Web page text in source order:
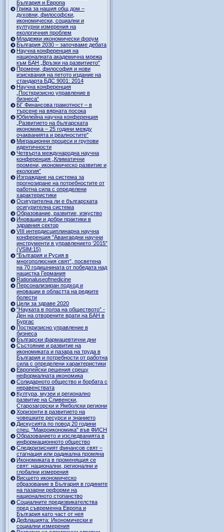
България и Европа
Грижа за нашия общ дом –
духовни, философски,
икономически, социални и
културни измерения на
екологичния проблем
Младежки икономически форум
България 2030 – започваме дебата
Научна конференция на
националната академична мрежа
към БАН „Връзки на развитието"
Промени, философия и нови
изисквания на петото издание на
стандарта БДС 9001: 2014
Научна конференция
„Посткризисно управление в
бизнеса“
БГ Финансова грамотност – в
търсене на вярната посока
Юбилейна научна конференция
„Развитието на българската
икономика – 25 години между
очакванията и реалностите"
Миграционни процеси и групови
идентичности
Четвърта международна научна
конференция „Климатични
промени, икономическо развитие и
екология”
Изграждане на система за
прогнозиране на потребностите от
работна сила с определени
характеристики
Осигурителна ли е българската
осигурителна система
Образование, развитие, изкуство
Иновации и добри практики в
здравния сектор
VIII интердисциплинарна научна
конференция "Авангардни научни
инструменти в управлението ‘2015”
(VSIM:15)
"България и Русия в
многополюсния свят”, посветена
на 70 годишнината от победата над
нацистка Германия
Rationaluseofmedicine
Персонализиран подход и
иновации в областта на редките
болести
Цели за здраве 2020
"Науката в полза на обществото” -
Ден на отворените врати на БАН в
Бургас
Посткризисно управление в
бизнеса
Български фармацевтични дни
Състояние и развитие на
икономиката и пазара на труда в
България и потребности от работна
сила с определени характеристики
Европейски решения срещу
неформалната икономика
Солидарното общество и борбата с
неравенствата
Култура, музеи и регионално
развитие на Сливенски,
Старозагорски и Ямболски региони
Хоризонти в развитието на
човешките ресурси и знанието
Дискусията по повод 20 години
спец. "Макроикономика" във ФИСН
Образованието и изследванията в
информационното общество
Следкризисният финансов свят –
стагнация или радикална промяна
Икономиката в променящия се
свят: национални, регионални и
глобални измерения
Висшето икономическо
образование в България в годините
на пазарни реформи на
националното стопанство
Социалните предизвикателства
пред съвременна Европа и
България като част от нея
Дефлацията: Икономически и
социални измерения